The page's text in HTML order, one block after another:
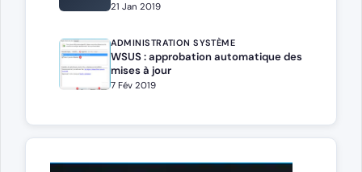
21 Jan 2019
ADMINISTRATION SYSTÈME
WSUS : approbation automatique des
mises à jour
7 Fév 2019